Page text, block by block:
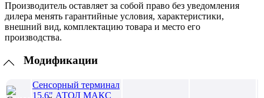
Производитель оставляет за собой право без уведомления
дилера менять гарантийные условия, характеристики,
внешний вид, комплектацию товара и место его
производства.
Модификации
Сенсорный терминал
15,6" АТОЛ МАКС